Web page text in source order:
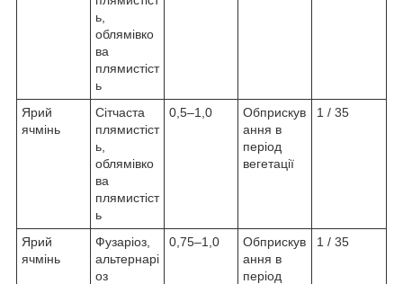
ь,
облямівко
ва
плямистіст
ь
Ярий
ячмінь
Сітчаста
плямистіст
ь,
облямівко
ва
плямистіст
ь
0,5–1,0
Обприскув
ання в
період
вегетації
1 / 35
Ярий
ячмінь
Фузаріоз,
альтернарі
оз
0,75–1,0
Обприскув
ання в
період
1 / 35